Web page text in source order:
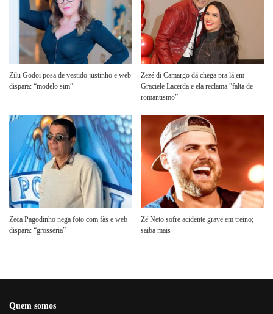
Zilu Godoi posa de vestido justinho e web
dispara: “modelo sim”
Zezé di Camargo dá chega pra lá em
Graciele Lacerda e ela reclama ”falta de
romantismo”
Zeca Pagodinho nega foto com fãs e web
dispara: “grosseria”
Zé Neto sofre acidente grave em treino;
saiba mais
Quem somos